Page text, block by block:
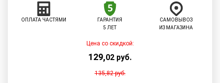
ОПЛАТА ЧАСТЯМИ
ГАРАНТИЯ
5 ЛЕТ
САМОВЫВОЗ
ИЗ МАГАЗИНА
Цена со скидкой:
129,02 руб.
135,82руб.